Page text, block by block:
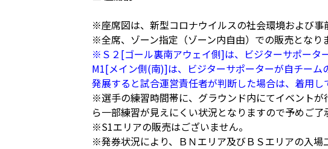
※座席図は、新型コロナウイルスの社会環境および事
※全席、ゾーン指定（ゾーン内自由）での販売となり
※Ｓ２[ゴール裏南アウェイ側]は、ビジターサポータ
M1[メイン側(南)]は、ビジターサポーターが自チー
発展すると試合運営責任者が判断した場合は、着用
※選手の練習時間帯に、グラウンド内にてイベント
ら一部練習が見えにくい状況となりますので予めご了
※S1エリアの販売はございません。
※発券状況により、ＢＮエリア及びＢＳエリアの入場